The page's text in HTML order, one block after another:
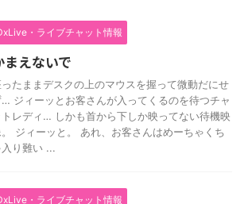
・ライブチャット情報
まえないで
ったままデスクの上のマウスを握って微動だにせ
ジィーッとお客さんが入ってくるのを待つチャ
トレディ… しかも首から下しか映ってない待機映
ジィーッと。 あれ、お客さんはめーちゃくち
入り難い ...
・ライブチャット情報